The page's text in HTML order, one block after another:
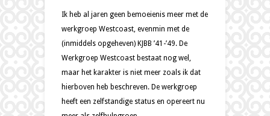
Ik heb al jaren geen bemoeienis meer met de
werkgroep Westcoast, evenmin met de
(inmiddels opgeheven) KJBB ’41-’49. De
Werkgroep Westcoast bestaat nog wel,
maar het karakter is niet meer zoals ik dat
hierboven heb beschreven. De werkgroep
heeft een zelfstandige status en opereert nu